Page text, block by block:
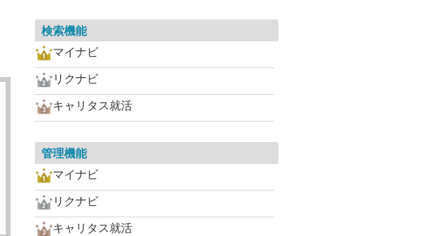
検索機能
マイナビ
リクナビ
キャリタス就活
管理機能
マイナビ
リクナビ
キャリタス就活